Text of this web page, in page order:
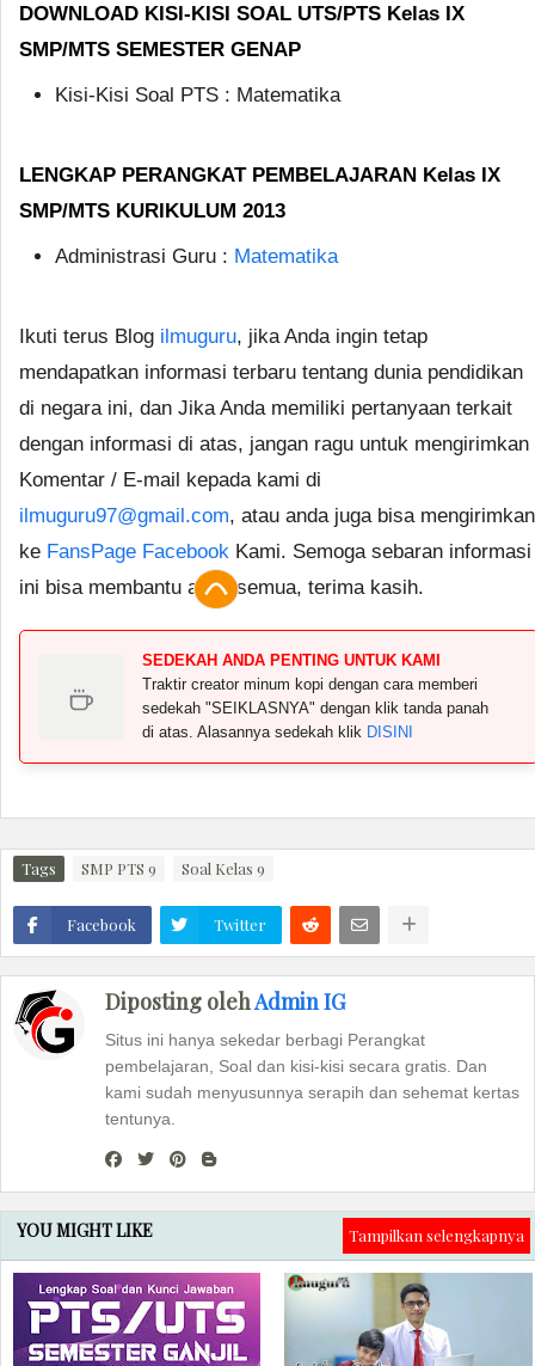
DOWNLOAD KISI-KISI SOAL UTS/PTS Kelas IX
SMP/MTS SEMESTER GENAP
Kisi-Kisi Soal PTS : Matematika
LENGKAP PERANGKAT PEMBELAJARAN Kelas IX
SMP/MTS KURIKULUM 2013
Administrasi Guru : Matematika
Ikuti terus Blog ilmuguru, jika Anda ingin tetap
mendapatkan informasi terbaru tentang dunia pendidikan
di negara ini, dan Jika Anda memiliki pertanyaan terkait
dengan informasi di atas, jangan ragu untuk mengirimkan
Komentar / E-mail kepada kami di
ilmuguru97@gmail.com, atau anda juga bisa mengirimkan
ke FansPage Facebook Kami. Semoga sebaran informasi
ini bisa membantu anda semua, terima kasih.
SEDEKAH ANDA PENTING UNTUK KAMI
Traktir creator minum kopi dengan cara memberi
sedekah "SEIKLASNYA" dengan klik tanda panah
di atas. Alasannya sedekah klik DISINI
Tags SMP PTS 9 Soal Kelas 9
Facebook Twitter
Diposting olehAdmin IG
Situs ini hanya sekedar berbagi Perangkat
pembelajaran, Soal dan kisi-kisi secara gratis. Dan
kami sudah menyusunnya serapih dan sehemat kertas
tentunya.
YOU MIGHT LIKE Tampilkan selengkapnya